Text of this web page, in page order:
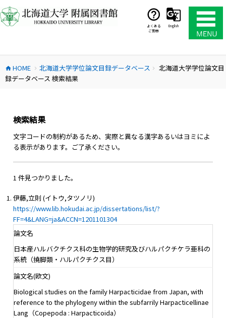
ン
テ
ス
キ
よくある
ご質問
English
home HOME chevron_right 北海道大学学位論文目録データベース chevron_right
北海道大学学位論文目
録データベース 検索結果
検索結果
文字コードの制約があるため、実際と異なる漢字あるいはヨミによ
る表示があります。ご了承ください。
1 件見つかりました。
伊藤,立則 (イトウ,タツノリ)
https://www.lib.hokudai.ac.jp/dissertations/list/?
FF=4&LANG=ja&ACCN=1201101304
論文名
日本産ハルバクチクス科の生物学的研究及びハルパクチケラ亜科の
系統（撓脚類・ハルパクチクス目）
論文名(欧文)
Biological studies on the family Harpacticidae from Japan, with
reference to the phylogeny within the subfarrily Harpacticellinae
Lang（Copepoda : Harpacticoida）